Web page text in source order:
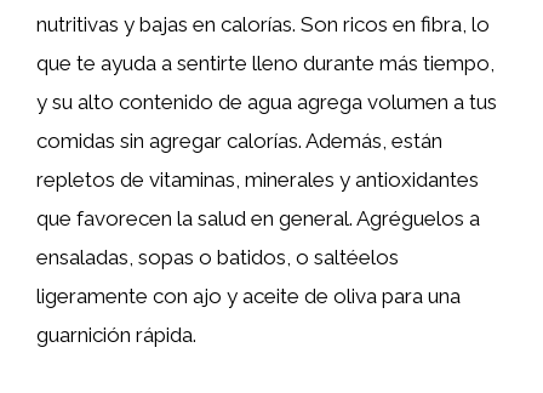
nutritivas y bajas en calorías. Son ricos en fibra, lo
que te ayuda a sentirte lleno durante más tiempo,
y su alto contenido de agua agrega volumen a tus
comidas sin agregar calorías. Además, están
repletos de vitaminas, minerales y antioxidantes
que favorecen la salud en general. Agréguelos a
ensaladas, sopas o batidos, o saltéelos
ligeramente con ajo y aceite de oliva para una
guarnición rápida.